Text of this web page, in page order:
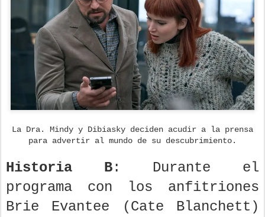
La Dra. Mindy y Dibiasky deciden acudir a la prensa
para advertir al mundo de su descubrimiento.
Historia B: Durante el
programa con los anfitriones
Brie Evantee (Cate Blanchett)